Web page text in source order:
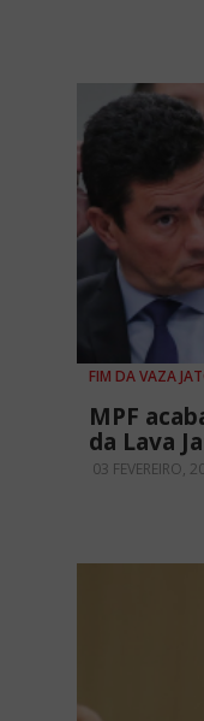
FIM DA VAZA
MPF
da Lava
03 FEVEREIRO,